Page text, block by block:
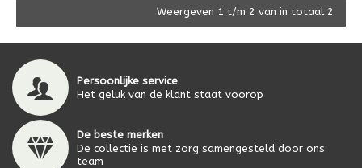
Weergeven 1 t/m 2 van in totaal 2
Persoonlijke service
Het geluk van de klant staat voorop
De beste merken
De collectie is met zorg samengesteld door ons
team